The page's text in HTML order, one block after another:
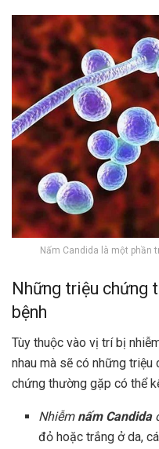
Nấm Candida là một phần
Những triệu chứng
bệnh
Tùy thuộc vào vị trí bị
nhau mà sẽ có những triệu
chứng thường gặp có thể
Nhiễmnấm Candida
đỏ hoặc trắng ở da,